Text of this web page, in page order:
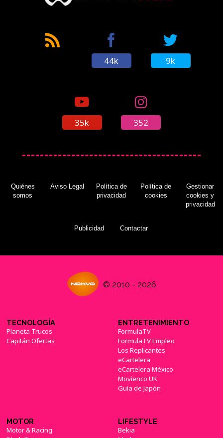
44k 9k
35k 352
Quiénes
somos
Aviso Legal
Política de
privacidad
Política de
cookies
Gestionar
cookies y
privacidad
Publicidad Contactar
© 2010 - 2026
TECNOLOGÍA
Planeta Trucos
Capitán Ofertas
ENTRETENIMIENTO
FormulaTV
FormulaTV Empleo
Los Replicantes
eCartelera
eCartelera México
Movienco UK
Guía de Japón
MOTOR
Motor & Racing
LIFESTYLE
Bekia